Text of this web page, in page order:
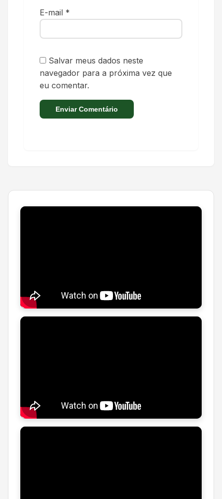
E-mail *
Salvar meus dados neste
navegador para a próxima vez que
eu comentar.